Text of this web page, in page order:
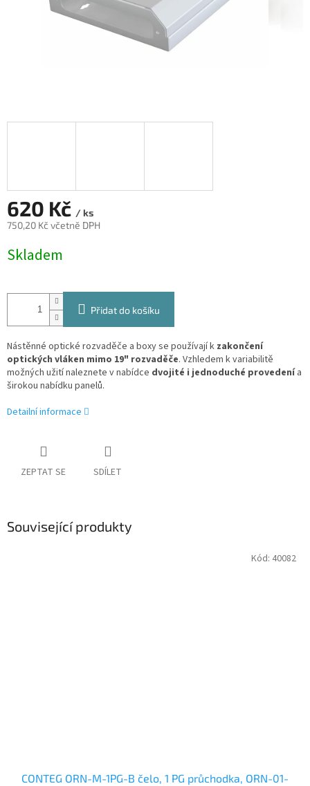
620 Kč / ks
750,20 Kč včetně DPH
cena:
Skladem
Přidat do košíku
Nástěnné optické rozvaděče a boxy se používají k zakončení
optických vláken mimo 19" rozvaděče. Vzhledem k variabilitě
možných užití naleznete v nabídce dvojité i jednoduché provedenía
širokou nabídku panelů.
Detailní informace
ZEPTAT SE SDÍLET
Související produkty
CONTEG ORN-M-1PG-B čelo, 1 PG průchodka, ORN-01-
Kód: 40082